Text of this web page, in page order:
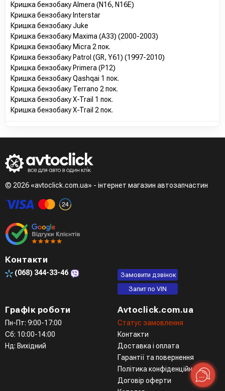
Кришка бензобаку Almera (N16, N16E)
Кришка бензобаку Interstar
Кришка бензобаку Juke
Кришка бензобаку Maxima (A33) (2000-2003)
Кришка бензобаку Micra 2 пок.
Кришка бензобаку Patrol (GR, Y61) (1997-2010)
Кришка бензобаку Primera (P12)
Кришка бензобаку Qashqai 1 пок.
Кришка бензобаку Terrano 2 пок.
Кришка бензобаку X-Trail 1 пок.
Кришка бензобаку X-Trail 2 пок.
© 2026 «avtoclick.com.ua» - інтернет магазин автозапчастин
Контакти
(068) 344-33-46
Замовити дзвінок
Запит по VIN
Графік роботи
Пн-Пт: 9:00-17:00
Сб: 10:00-14:00
Нд: Вихідний
Avtoclick.com.ua
Статус замовлення
Контакти
Доставка і оплата
Гарантії та повернення
Політика конфіденційності
Договір оферти